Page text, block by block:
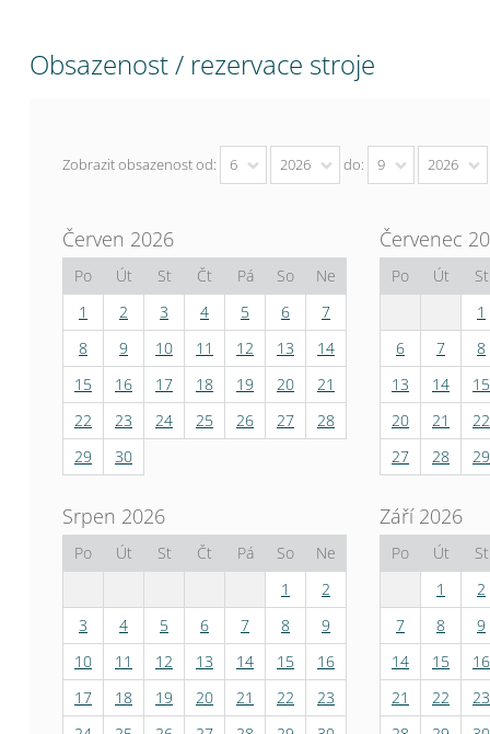
Obsazenost / rezervace stroje
Zobrazit obsazenost od: 6 2026 do: 9 2026
Červen 2026
Po Út St Čt Pá So
Ne
1
2 3 4 5 6
7
8
9 10 11 12 13
14
15
16 17 18 19 20
21
22
23 24 25 26 27
28
29
30
Červenec
Po Út
St
1
6
7
8
13
14
15
20
21
22
27
28 29
Srpen 2026
Po Út St Čt Pá So
Ne
1
2
3
4 5 6 7 8
9
10
11 12 13 14 15
16
17
18 19 20 21 22
23
Září 2026
Po Út
St
1
2
7
8
9
14
15
16
21
22
23